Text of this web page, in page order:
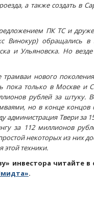
а также создать в
ПК ТС и
Винокур) обращались
и Ульяновска. Но
нового
пока только в Москве и
рублей за штуку.
но в конце концов
администрация Твери за
за 112 миллионов
некоторых из них
этой техники.
инвестора читайте
.
На